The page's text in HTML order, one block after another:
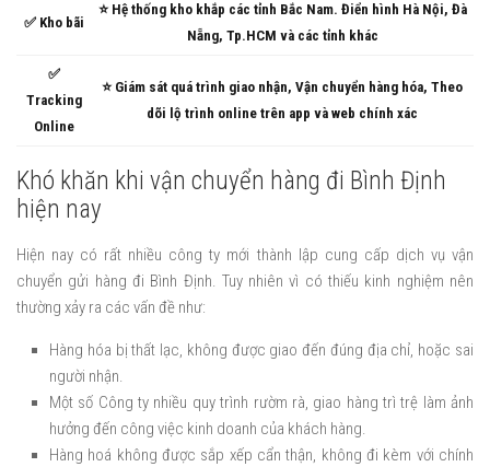
✅ Kho bãi
⭐ Hệ thống kho khắp các tỉnh Bắc Nam. Điển hình Hà Nội, Đà
Nẵng, Tp.HCM và các tỉnh khác
✅
Tracking
Online
⭐ Giám sát quá trình giao nhận, Vận chuyển hàng hóa, Theo
dõi lộ trình online trên app và web chính xác
Khó khăn khi vận chuyển hàng đi Bình Định
hiện nay
Hiện nay có rất nhiều công ty mới thành lập cung cấp dịch vụ vận
chuyển gửi hàng đi Bình Định. Tuy nhiên vì có thiếu kinh nghiệm nên
thường xảy ra các vấn đề như:
Hàng hóa bị thất lạc, không được giao đến đúng địa chỉ, hoặc sai
người nhận.
Một số Công ty nhiều quy trình rườm rà, giao hàng trì trệ làm ảnh
hưởng đến công việc kinh doanh của khách hàng.
Hàng hoá không được sắp xếp cẩn thận, không đi kèm với chính